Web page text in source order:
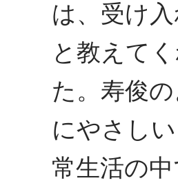
は、受け
と教えて
た。寿俊
にやさし
常生活の